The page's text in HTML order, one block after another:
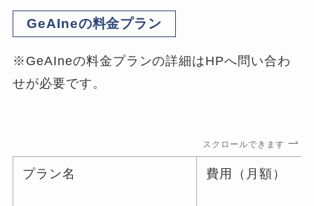
GeAIneの料金プラン
※GeAIneの料金プランの詳細はHPへ問い合わ
せが必要です。
スクロールできます
プラン名 費用（月額）